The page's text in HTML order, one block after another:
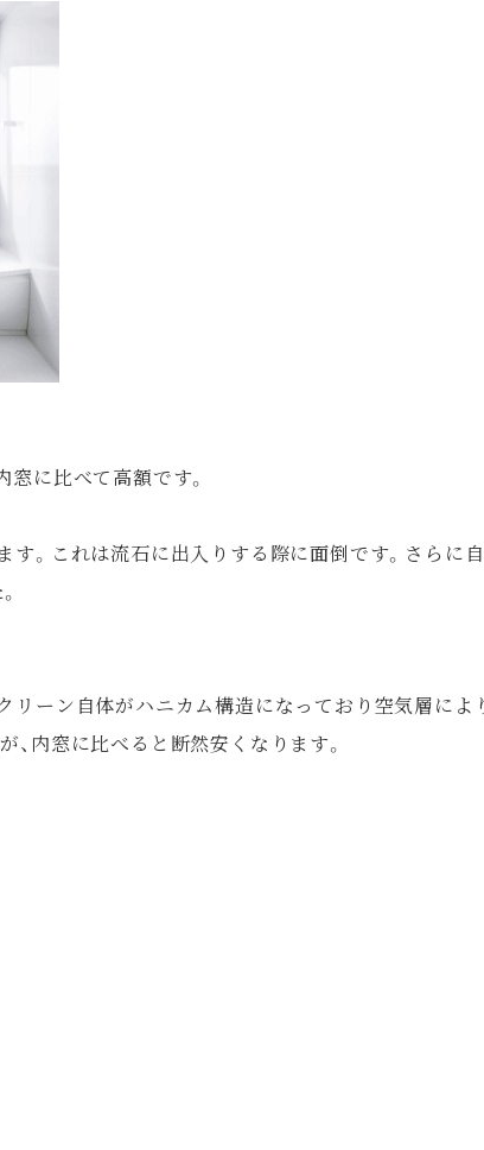
に比べて高額です。
。これは流石に出入りする際に面倒です。さらに
リーン自体がハニカム構造になっており空気層によ
内窓に比べると断然安くなります。